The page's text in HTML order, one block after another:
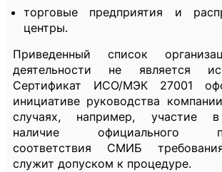
торговые предприятия и
центры.
Приведенный список
деятельности не является
Сертификат ИСО/МЭК 27001
инициативе руководства
случаях, например, участие в
наличие официального
соответствия СМИБ
служит допуском к процедуре.